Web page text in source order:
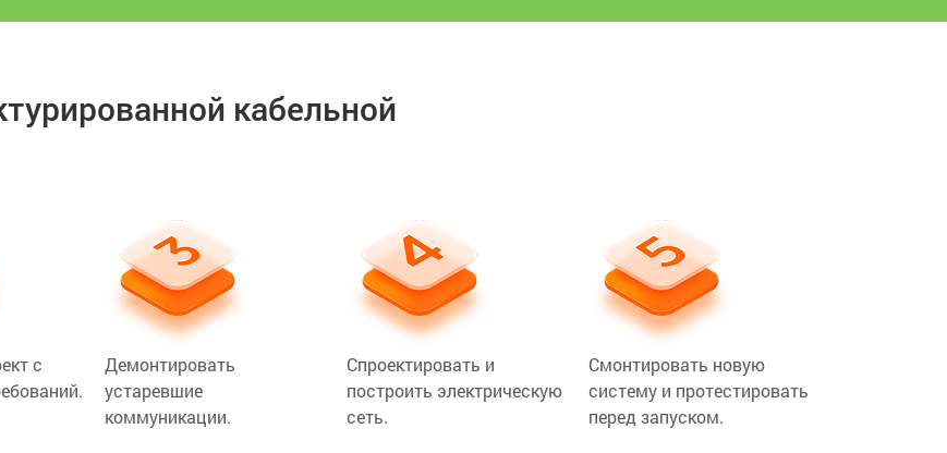
кабельной
с
Демонтировать
устаревшие
коммуникации.
Спроектировать и
построить электрическую
сеть.
Смонтировать новую
систему и протестировать
перед запуском.